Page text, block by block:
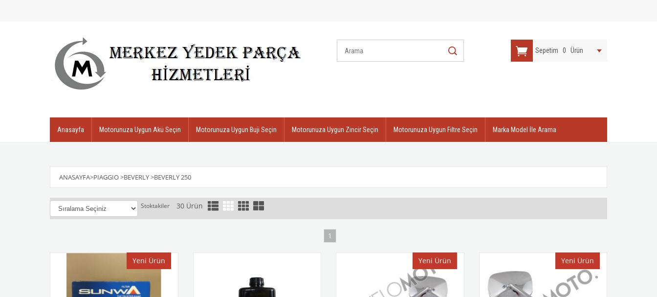
Sepetim 0 Ürün
Anasayfa Motorunuza Uygun Akü Seçin Motorunuza Uygun Buji Seçin Motorunuza Uygun Zincir Seçin Motorunuza Uygun Filtre Seçin Marka Model İle Arama
ANASAYFA>PIAGGIO>BEVERLY>BEVERLY 250
Stoktakiler 30 Ürün
1
Yeni Ürün Yeni Ürün Yeni Ürün